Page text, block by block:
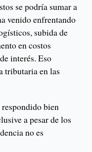
se podría sumar a
venido enfrentando
subida de
en costos
interés. Eso
tributaria en las
bien
a pesar de los
no es